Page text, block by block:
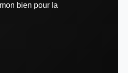
bien pour la